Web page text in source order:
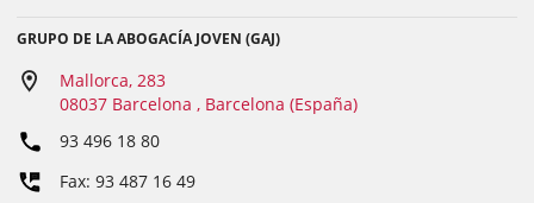
GRUPO DE LA ABOGACÍA JOVEN (GAJ)
Mallorca, 283
08037 Barcelona , Barcelona (España)
93 496 18 80
Fax: 93 487 16 49